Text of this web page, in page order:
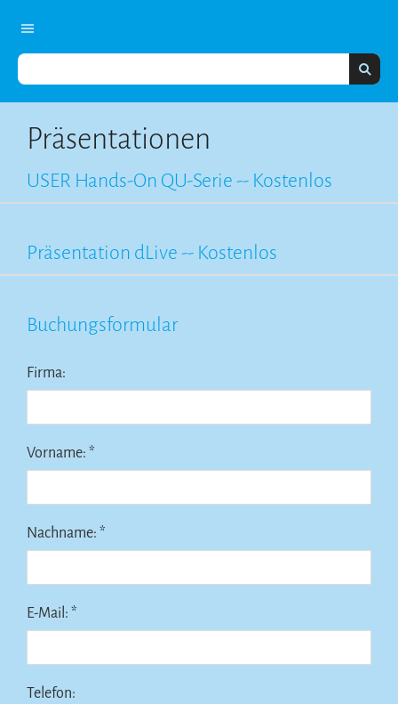
Präsentationen
USER Hands-On QU-Serie -- Kostenlos
Präsentation dLive -- Kostenlos
Buchungsformular
Firma:
Vorname: *
Nachname: *
E-Mail: *
Telefon: